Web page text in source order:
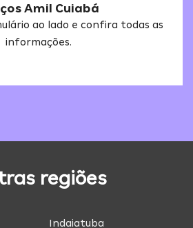
Amil Cuiabá
ao lado e confira todas as
informações.
regiões
Indaiatuba